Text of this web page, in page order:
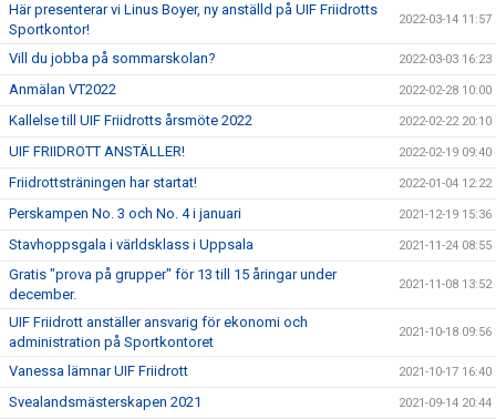
Här presenterar vi Linus Boyer, ny anställd på UIF Friidrotts
Sportkontor!
2022-03-14 11:57
Vill du jobba på sommarskolan? 2022-03-03 16:23
Anmälan VT2022 2022-02-28 10:00
Kallelse till UIF Friidrotts årsmöte 2022 2022-02-22 20:10
UIF FRIIDROTT ANSTÄLLER! 2022-02-19 09:40
Friidrottsträningen har startat! 2022-01-04 12:22
Perskampen No. 3 och No. 4 i januari 2021-12-19 15:36
Stavhoppsgala i världsklass i Uppsala 2021-11-24 08:55
Gratis "prova på grupper" för 13 till 15 åringar under
december.
2021-11-08 13:52
UIF Friidrott anställer ansvarig för ekonomi och
administration på Sportkontoret
2021-10-18 09:56
Vanessa lämnar UIF Friidrott 2021-10-17 16:40
Svealandsmästerskapen 2021 2021-09-14 20:44